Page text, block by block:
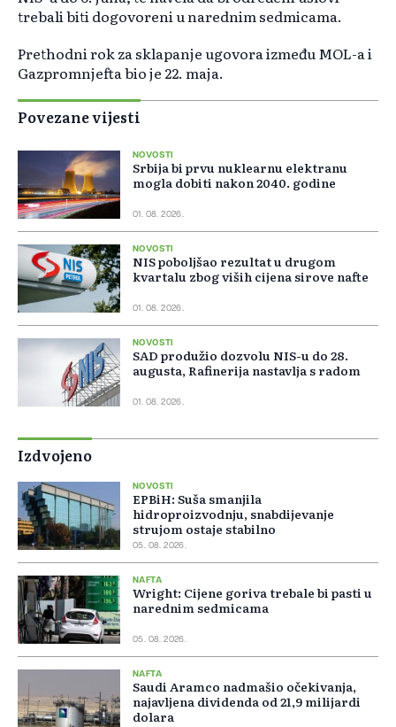
trebali biti dogovoreni u narednim sedmicama.
Prethodni rok za sklapanje ugovora između MOL-a i
Gazpromnjefta bio je 22. maja.
Povezane vijesti
NOVOSTI
Srbija bi prvu nuklearnu elektranu
mogla dobiti nakon 2040. godine
01. 08. 2026.
NOVOSTI
NIS poboljšao rezultat u drugom
kvartalu zbog viših cijena sirove nafte
01. 08. 2026.
NOVOSTI
SAD produžio dozvolu NIS-u do 28.
augusta, Rafinerija nastavlja s radom
01. 08. 2026.
Izdvojeno
NOVOSTI
EPBiH: Suša smanjila
hidroproizvodnju, snabdijevanje
strujom ostaje stabilno
05. 08. 2026.
NAFTA
Wright: Cijene goriva trebale bi pasti u
narednim sedmicama
05. 08. 2026.
NAFTA
Saudi Aramco nadmašio očekivanja,
najavljena dividenda od 21,9 milijardi
dolara